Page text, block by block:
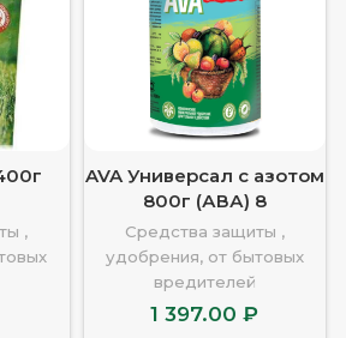
,
AVA Универсал с азотом
800г (АВА) 8
Средства защиты ,
удобрения, от бытовых
вредителей
1 397.00₽